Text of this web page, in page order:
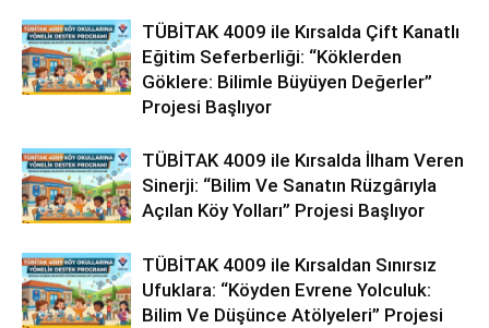
TÜBİTAK 4009 ile Kırsalda Çift Kanatlı
Eğitim Seferberliği: “Köklerden
Göklere: Bilimle Büyüyen Değerler”
Projesi Başlıyor
TÜBİTAK 4009 ile Kırsalda İlham Veren
Sinerji: “Bilim Ve Sanatın Rüzgârıyla
Açılan Köy Yolları” Projesi Başlıyor
TÜBİTAK 4009 ile Kırsaldan Sınırsız
Ufuklara: “Köyden Evrene Yolculuk:
Bilim Ve Düşünce Atölyeleri” Projesi